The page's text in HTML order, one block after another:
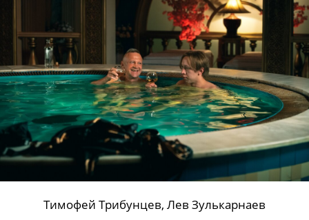
телефонных мошенников в
новом сериале «Мошенник.
История клоуна»
Продолжаются съемки авантюрной драмы
«Мошенник. История клоуна» от создателей
«Детей перемен» и «Внутри Лапенко»